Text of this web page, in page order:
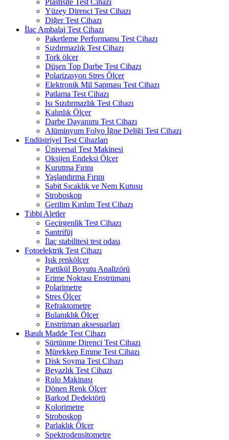
Yüzey Direnci Test Cihazı
Diğer Test Cihazı
İlaç Ambalaj Test Cihazı
Paketleme Performansı Test Cihazı
Sızdırmazlık Test Cihazı
Tork ölçer
Düşen Top Darbe Test Cihazı
Polarizasyon Stres Ölçer
Elektronik Mil Sapması Test Cihazı
Patlama Test Cihazı
Isı Sızdırmazlık Test Cihazı
Kalınlık Ölçer
Darbe Dayanımı Test Cihazı
Alüminyum Folyo İğne Deliği Test Cihazı
Endüstriyel Test Cihazları
Üniversal Test Makinesi
Oksijen Endeksi Ölçer
Kurutma Fırını
Yaşlandırma Fırını
Sabit Sıcaklık ve Nem Kutusu
Stroboskop
Gerilim Kırılım Test Cihazı
Tıbbi Aletler
Geçirgenlik Test Cihazı
Santrifüj
İlaç stabilitesi test odası
Fotoelektrik Test Cihazı
Işık renkölçer
Partikül Boyutu Analizörü
Erime Noktası Enstrümanı
Polarimetre
Stres Ölçer
Refraktometre
Bulanıklık Ölçer
Enstrüman aksesuarları
Basılı Madde Test Cihazı
Sürtünme Direnci Test Cihazı
Mürekkep Emme Test Cihazı
Disk Soyma Test Cihazı
Beyazlık Test Cihazı
Rulo Makinası
Dönen Renk Ölçer
Barkod Dedektörü
Kolorimetre
Stroboskop
Parlaklık Ölçer
Spektrodensitometre